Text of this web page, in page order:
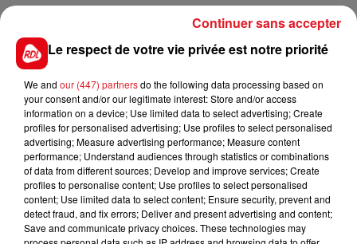
FIL D'ACTUS
15 juillet 2026
BÉTHUNE: ENQUÊTE POUR HOMICIDE
Le respect de votre vie privée est notre priorité
We and our (447) partnersdo the following data processing based on
your consent and/or our legitimate interest: Store and/or access
information on a device; Use limited data to select advertising; Create
profiles for personalised advertising; Use profiles to select personalised
advertising; Measure advertising performance; Measure content
performance; Understand audiences through statistics or combinations
of data from different sources; Develop and improve services; Create
profiles to personalise content; Use profiles to select personalised
content; Use limited data to select content; Ensure security, prevent and
detect fraud, and fix errors; Deliver and present advertising and content;
Save and communicate privacy choices. These technologies may
Continuer sans accepter